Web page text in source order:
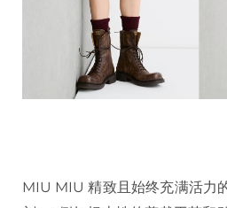
MIU MIU 精致且始终充满活力